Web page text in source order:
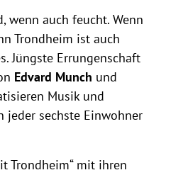
auch feucht. Wenn
Trondheim ist auch
Jüngste Errungenschaft
Edvard Munch und
Musik und
jeder sechste Einwohner
Trondheim“ mit ihren